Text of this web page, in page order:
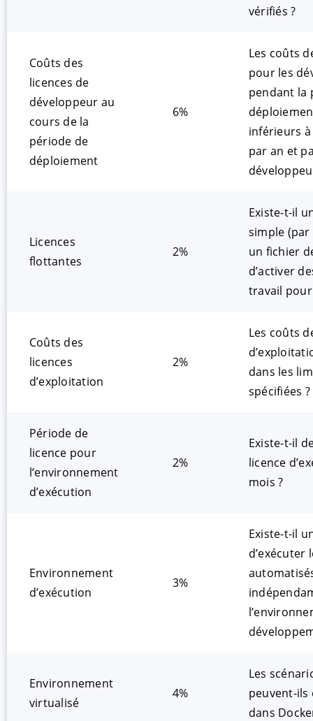
vérifiés ?
Coûts des
licences de
développeur au
cours de la
période de
déploiement
6%
Les coûts
pour les
pendant la
inférieurs
par an et
Licences
flottantes
2%
Existe-t-il
simple (par
un fichier
d’activer
travail pour
Coûts des
licences
d’exploitation
2%
Les coûts
dans les
spécifiées ?
Période de
licence pour
l’environnement
d’exécution
2%
Existe-t-il
licence
mois ?
Environnement
d’exécution
3%
Existe-t-il
d’exécuter
Environnement
virtualisé
4%
Les
peuvent-ils
dans